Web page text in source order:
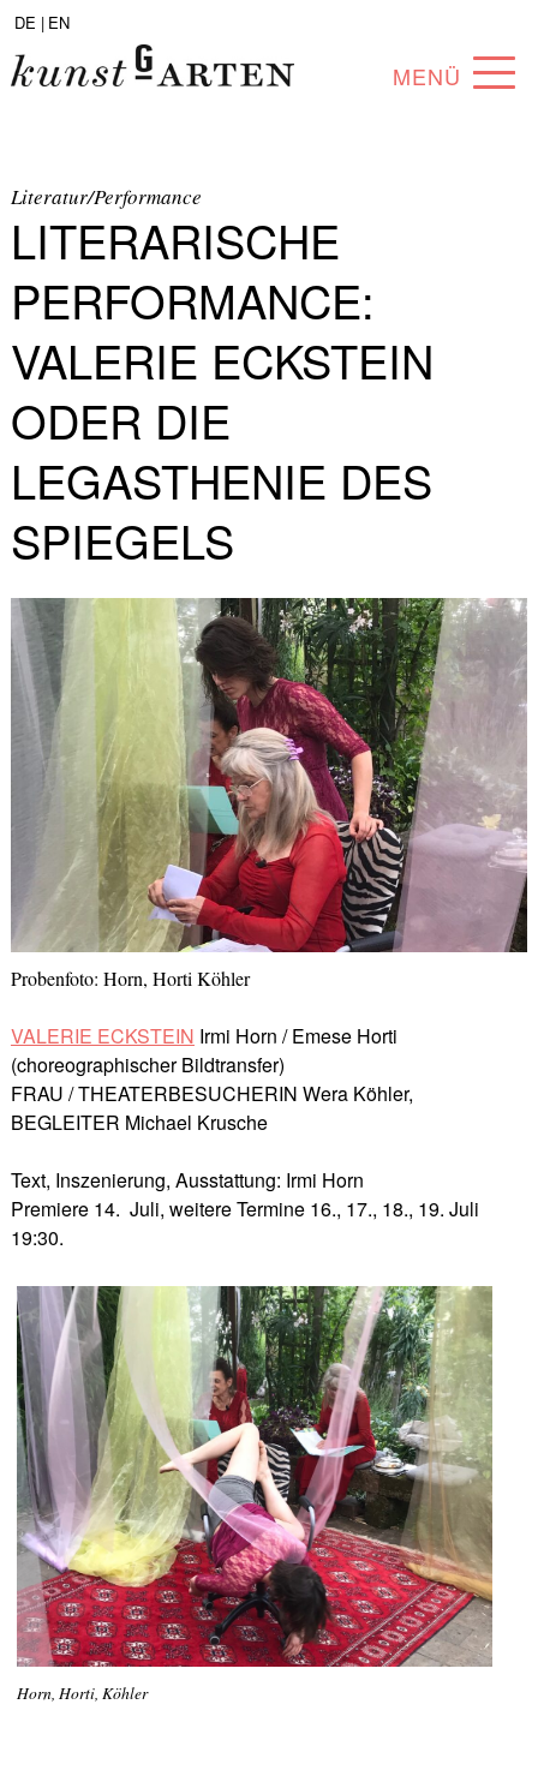
DE | EN
MENÜ
SAMMLUNG
KÜNSTLER*INNEN
PARTNER*INNEN
ANGEBOTE
Literatur/Performance
LITERARISCHE
PERFORMANCE:
VALERIE ECKSTEIN
ODER DIE
LEGASTHENIE DES
SPIEGELS
Probenfoto: Horn, Horti Köhler
VALERIE ECKSTEIN Irmi Horn / Emese Horti
(choreographischer Bildtransfer)
FRAU / THEATERBESUCHERIN Wera Köhler,
BEGLEITER Michael Krusche
Text, Inszenierung, Ausstattung: Irmi Horn
Premiere 14. Juli, weitere Termine 16., 17., 18., 19. Juli
19:30.
Horn, Horti, Köhler